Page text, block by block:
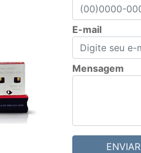
E-mail
Mensagem
ENVIAR